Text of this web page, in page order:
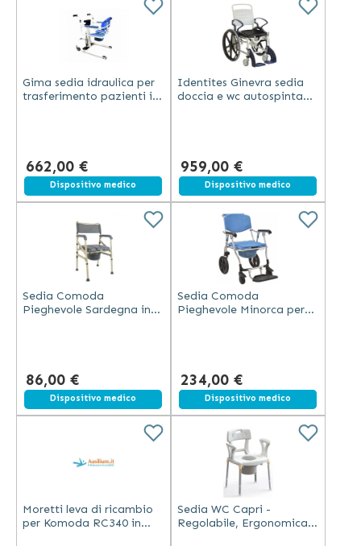
Gima sedia idraulica per
trasferimento pazienti in
662,00 €
Spedizione gratuita
Dispositivo medico
Identites Ginevra sedia
doccia e wc autospinta
959,00 €
Spedizione gratuita
Dispositivo medico
Sedia Comoda
Pieghevole Sardegna in
86,00 €
Dispositivo medico
Sedia Comoda
Pieghevole Minorca per
234,00 €
Spedizione gratuita
Dispositivo medico
Moretti leva di ricambio
per Komoda RC340 in
Sedia WC Capri -
Regolabile, Ergonomica,